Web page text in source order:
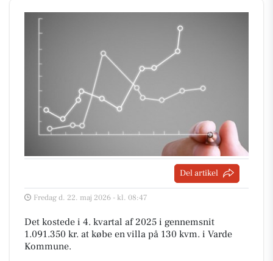
Del artikel
Fredag d. 22. maj 2026 - kl. 08:47
Det kostede i 4. kvartal af 2025 i gennemsnit
1.091.350 kr. at købe en villa på 130 kvm. i Varde
Kommune.